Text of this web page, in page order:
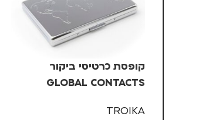
קופסת כרטיסי ביקור
GLOBAL CONTACTS
TROIKA